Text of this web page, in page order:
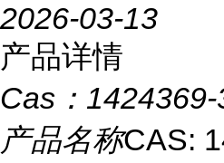
2026-03-13
产品详情
Cas：
产品名称CAS: